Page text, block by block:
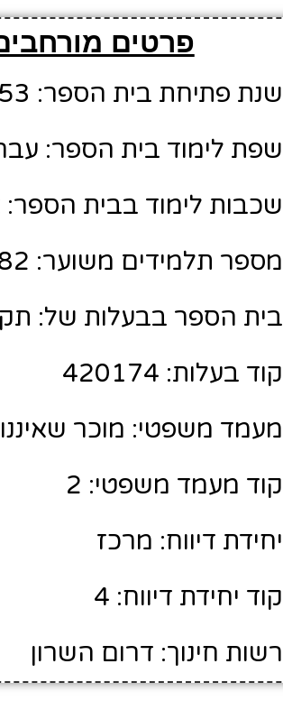
פרטים
שנת פתיחת בית הספר: 1953
שפת לימוד בית הספר:
שכבות לימוד בבית הספר:
מספר תלמידים משוער: 82 תלמידים
בית הספר בבעלות של:
קוד בעלות: 420174
מעמד משפטי: מוכר
קוד מעמד משפטי: 2
יחידת דיווח: מרכז
קוד יחידת דיווח: 4
רשות חינוך: דרום השרון